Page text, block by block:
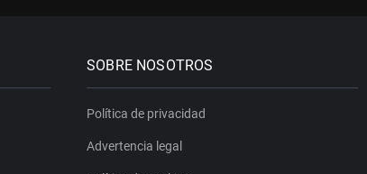
SOBRE NOSOTROS
Política de privacidad
Advertencia legal